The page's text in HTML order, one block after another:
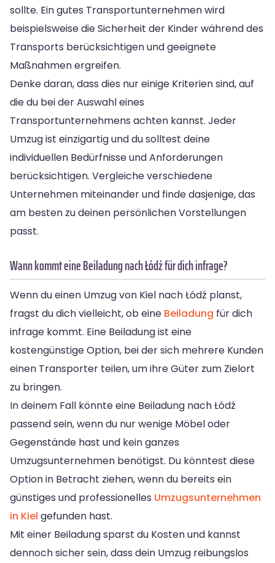
sollte. Ein gutes Transportunternehmen wird
beispielsweise die Sicherheit der Kinder während des
Transports berücksichtigen und geeignete
Maßnahmen ergreifen.
Denke daran, dass dies nur einige Kriterien sind, auf
die du bei der Auswahl eines
Transportunternehmens achten kannst. Jeder
Umzug ist einzigartig und du solltest deine
individuellen Bedürfnisse und Anforderungen
berücksichtigen. Vergleiche verschiedene
Unternehmen miteinander und finde dasjenige, das
am besten zu deinen persönlichen Vorstellungen
passt.
Wann kommt eine Beiladung nach Łódź für dich infrage?
Wenn du einen Umzug von Kiel nach Łódź planst,
fragst du dich vielleicht, ob eine Beiladung für dich
infrage kommt. Eine Beiladung ist eine
kostengünstige Option, bei der sich mehrere Kunden
einen Transporter teilen, um ihre Güter zum Zielort
zu bringen.
In deinem Fall könnte eine Beiladung nach Łódź
passend sein, wenn du nur wenige Möbel oder
Gegenstände hast und kein ganzes
Umzugsunternehmen benötigst. Du könntest diese
Option in Betracht ziehen, wenn du bereits ein
günstiges und professionelles Umzugsunternehmen
in Kiel gefunden hast.
Mit einer Beiladung sparst du Kosten und kannst
dennoch sicher sein, dass dein Umzug reibungslos